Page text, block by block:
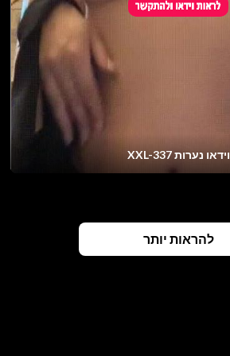
וידאו נערות XXL-337
להראות יותר